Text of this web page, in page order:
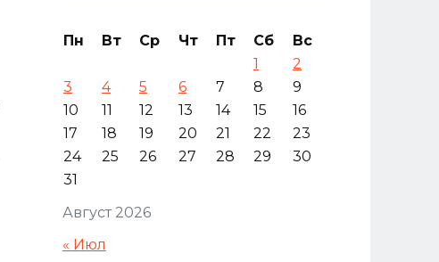
Август 2026
Пн Вт Ср Чт Пт Сб
Вс
1
2
3
4 5 6 7 8
9
10
11 12 13 14 15
16
17
18 19 20 21 22
23
24
25 26 27 28 29
30
31
« Июл